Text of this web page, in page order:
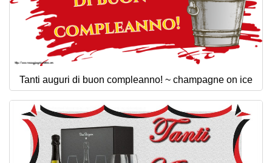
Tanti auguri di buon compleanno! ~ champagne on ice